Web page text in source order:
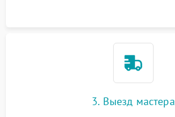
3. Выезд мастера